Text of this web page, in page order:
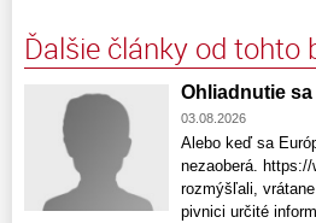
Ďalšie články od tohto
Ohliadnutie
03.08.2026
Alebo keď sa
nezaoberá.
rozmýšľali,
pivnici určité